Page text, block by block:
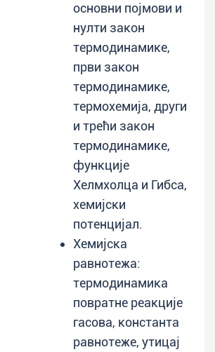
основни појмови и
нулти закон
термодинамике,
први закон
термодинамике,
термохемија, други
и трећи закон
термодинамике,
функције
Хелмхолца и Гибса,
хемијски
потенцијал.
Хемијска
равнотежа:
термодинамика
повратне реакције
гасова, константа
равнотеже, утицај